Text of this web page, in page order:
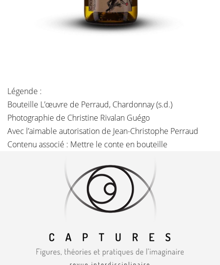
Légende :
Bouteille L’œuvre de Perraud, Chardonnay (s.d.)
Photographie de Christine Rivalan Guégo
Avec l’aimable autorisation de Jean-Christophe Perraud
Contenu associé : Mettre le conte en bouteille